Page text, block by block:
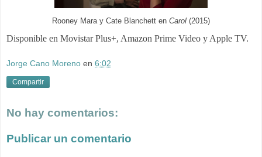
Rooney Mara y Cate Blanchett en Carol (2015)
Disponible en Movistar Plus+, Amazon Prime Video y Apple TV.
Jorge Cano Moreno en 6:02
Compartir
No hay comentarios:
Publicar un comentario